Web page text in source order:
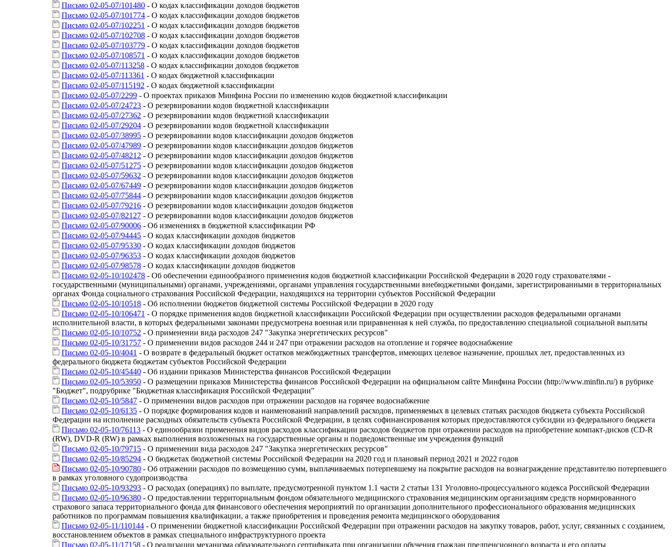
Письмо 02-05-07/101480 - О кодах классификации доходов бюджетов
Письмо 02-05-07/101774 - О кодах классификации доходов бюджетов
Письмо 02-05-07/102251 - О кодах классификации доходов бюджетов
Письмо 02-05-07/102708 - О кодах классификации доходов бюджетов
Письмо 02-05-07/103779 - О кодах классификации доходов бюджетов
Письмо 02-05-07/108571 - О кодах классификации доходов бюджетов
Письмо 02-05-07/113258 - О кодах классификации доходов бюджетов
Письмо 02-05-07/113361 - О кодах бюджетной классификации
Письмо 02-05-07/115192 - О кодах бюджетной классификации
Письмо 02-05-07/2299 - О проектах приказов Минфина России по изменению кодов бюджетной классификации
Письмо 02-05-07/24723 - О резервировании кодов бюджетной классификации
Письмо 02-05-07/27362 - О резервировании кодов бюджетной классификации
Письмо 02-05-07/29204 - О резервировании кодов бюджетной классификации
Письмо 02-05-07/38995 - О резервировании кодов классификации доходов бюджетов
Письмо 02-05-07/47989 - О резервировании кодов классификации доходов бюджетов
Письмо 02-05-07/48212 - О резервировании кодов классификации доходов бюджетов
Письмо 02-05-07/51275 - О резервировании кодов классификации доходов бюджетов
Письмо 02-05-07/59632 - О резервировании кодов классификации доходов бюджетов
Письмо 02-05-07/67449 - О резервировании кодов классификации доходов бюджетов
Письмо 02-05-07/75844 - О резервировании кодов классификации доходов бюджетов
Письмо 02-05-07/79216 - О резервировании кодов классификации доходов бюджетов
Письмо 02-05-07/82127 - О резервировании кодов классификации доходов бюджетов
Письмо 02-05-07/90006 - Об изменениях в бюджетной классификации РФ
Письмо 02-05-07/94445 - О кодах классификации доходов бюджетов
Письмо 02-05-07/95330 - О кодах классификации доходов бюджетов
Письмо 02-05-07/96353 - О кодах классификации доходов бюджетов
Письмо 02-05-07/98578 - О кодах классификации доходов бюджетов
Письмо 02-05-10/102478 - Об обеспечении единообразного применения кодов бюджетной классификации Российской Федерации в 2020 году страхователями -
государственными (муниципальными) органами, учреждениями, органами управления государственными внебюджетными фондами, зарегистрированными в территориальных
органах Фонда социального страхования Российской Федерации, находящихся на территории субъектов Российской Федерации
Письмо 02-05-10/10518 - Об исполнении бюджетов бюджетной системы Российской Федерации в 2020 году
Письмо 02-05-10/106471 - О порядке применения кодов бюджетной классификации Российской Федерации при осуществлении расходов федеральными органами
исполнительной власти, в которых федеральными законами предусмотрена военная или приравненная к ней служба, по предоставлению специальной социальной выплаты
Письмо 02-05-10/10752 - О применении вида расходов 247 "Закупка энергетических ресурсов"
Письмо 02-05-10/31757 - О применении видов расходов 244 и 247 при отражении расходов на отопление и горячее водоснабжение
Письмо 02-05-10/4041 - О возврате в федеральный бюджет остатков межбюджетных трансфертов, имеющих целевое назначение, прошлых лет, предоставленных из
федерального бюджета бюджетам субъектов Российской Федерации
Письмо 02-05-10/45440 - Об издании приказов Министерства финансов Российской Федерации
Письмо 02-05-10/53950 - О размещении приказов Министерства финансов Российской Федерации на официальном сайте Минфина России (http://www.minfin.ru/) в рубрике
"Бюджет", подрубрике "Бюджетная классификация Российской Федерации"
Письмо 02-05-10/5847 - О применении видов расходов при отражении расходов на горячее водоснабжение
Письмо 02-05-10/6135 - О порядке формирования кодов и наименований направлений расходов, применяемых в целевых статьях расходов бюджета субъекта Российской
Федерации на исполнение расходных обязательств субъекта Российской Федерации, в целях софинансирования которых предоставляются субсидии из федерального бюджета
Письмо 02-05-10/76113 - О единообразии применения видов расходов классификации расходов бюджетов при отражении расходов на приобретение компакт-дисков (CD-R
(RW), DVD-R (RW) в рамках выполнения возложенных на государственные органы и подведомственные им учреждения функций
Письмо 02-05-10/79715 - О применении вида расходов 247 "Закупка энергетических ресурсов"
Письмо 02-05-10/85294 - О бюджетах бюджетной системы Российской Федерации на 2020 год и плановый период 2021 и 2022 годов
Письмо 02-05-10/90780 - Об отражении расходов по возмещению сумм, выплачиваемых потерпевшему на покрытие расходов на вознаграждение представителю потерпевшего
в рамках уголовного судопроизводства
Письмо 02-05-10/93293 - О расходах (операциях) по выплате, предусмотренной пунктом 1.1 части 2 статьи 131 Уголовно-процессуального кодекса Российской Федерации
Письмо 02-05-10/96380 - О предоставлении территориальным фондом обязательного медицинского страхования медицинским организациям средств нормированного
страхового запаса территориального фонда для финансового обеспечения мероприятий по организации дополнительного профессионального образования медицинских
работников по программам повышения квалификации, а также приобретения и проведения ремонта медицинского оборудования
Письмо 02-05-11/110144 - О применении бюджетной классификации Российской Федерации при отражении расходов на закупку товаров, работ, услуг, связанных с созданием,
восстановлением объектов в рамках специального инфраструктурного проекта
Письмо 02-05-11/17158 - О реализации механизма образовательного сертификата при организации обучения граждан предпенсионного возраста и его оплаты